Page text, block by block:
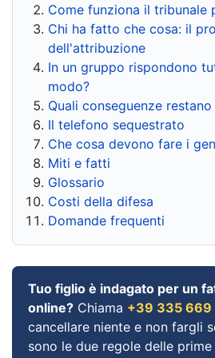
Come funziona il tribunale
Chi ha fatto che cosa: il
dell'attribuzione
In un gruppo rispondono
modo?
Quali conseguenze
Il telefono sequestrato
Che cosa devono fare i
Miti e fatti
Glossario
Costi della difesa
Domande frequenti
Tuo figlio è indagato per un
online? Chiama +39 335
cancellare niente e non fargli
sono le due regole delle prime